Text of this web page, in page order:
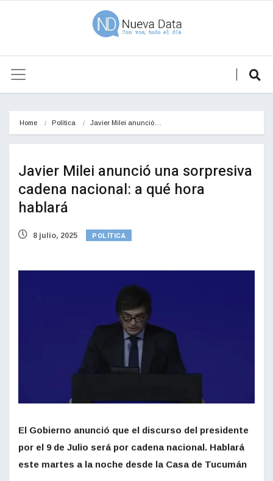
Home Política Javier Milei anunció…
Javier Milei anunció una sorpresiva
cadena nacional: a qué hora
hablará
8 julio, 2025 POLÍTICA
El Gobierno anunció que el discurso del presidente
por el 9 de Julio será por cadena nacional. Hablará
este martes a la noche desde la Casa de Tucumán